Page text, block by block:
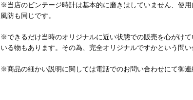
※当店のビンテージ時計は基本的に磨きはしていません、使用
風防も同じです。
※できるだけ当時のオリジナルに近い状態での販売を心がけ
いる物もあります。その為、完全オリジナルですかという問い
※商品の細かい説明に関しては電話でのお問い合わせにて御連